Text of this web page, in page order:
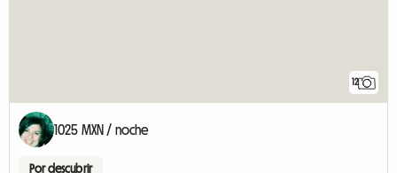
12
1025 MXN / noche
Por descubrir